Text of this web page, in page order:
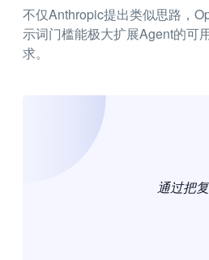
不仅Anthropic提出类似思路，
示词门槛能极大扩展Agent的可
求。
通过把